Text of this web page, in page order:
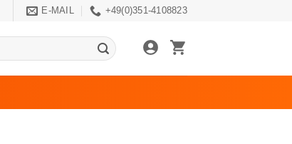
E-MAIL +49(0)351-4108823